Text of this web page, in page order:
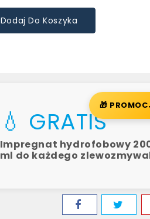
Dodaj Do Koszyka
🎁
💧 GRATIS
Impregnat hydrofobowy
ml do każdego